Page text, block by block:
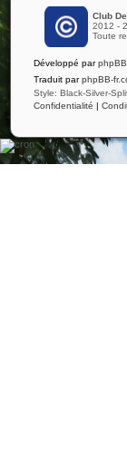
Club
2012 -
Toute
Développé parphpBB
Traduit parphpBB-
Style: Black-Silver-
Confidentialité |